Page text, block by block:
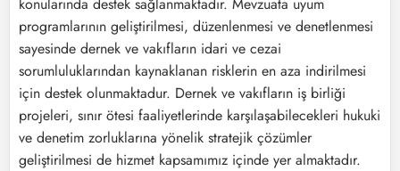
programlarının geliştirilmesi, düzenlenmesi ve denetlenmesi
sayesinde dernek ve vakıfların idari ve cezai
sorumluluklarından kaynaklanan risklerin en aza indirilmesi
için destek olunmaktadur. Dernek ve vakıfların iş birliği
projeleri, sınır ötesi faaliyetlerinde karşılaşabilecekleri hukuki
ve denetim zorluklarına yönelik stratejik çözümler
geliştirilmesi de hizmet kapsamımız içinde yer almaktadır.